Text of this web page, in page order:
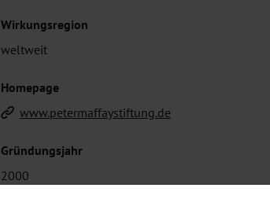
Wirkungsregion
weltweit
Homepage
www.petermaffaystiftung.de
Gründungsjahr
2000